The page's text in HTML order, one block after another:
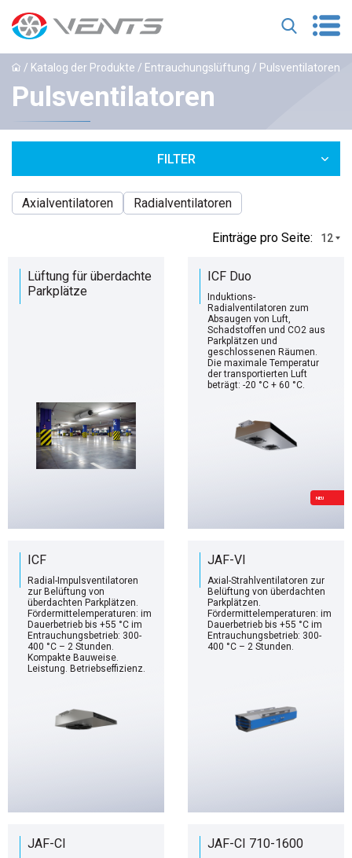
/ Katalog der Produkte / Entrauchungslüftung / Pulsventilatoren
Pulsventilatoren
FILTER
Axialventilatoren Radialventilatoren
Einträge pro Seite: 12
Lüftung für überdachte
Parkplätze
ICF Duo
Induktions-
Radialventilatoren zum
Absaugen von Luft,
Schadstoffen und CO2 aus
Parkplätzen und
geschlossenen Räumen.
Die maximale Temperatur
der transportierten Luft
beträgt: -20 °C + 60 °C.
NEU
ICF
Radial-Impulsventilatoren
zur Belüftung von
überdachten Parkplätzen.
Fördermittelemperaturen: im
Dauerbetrieb bis +55 °C im
Entrauchungsbetrieb: 300-
400 °C – 2 Stunden.
Kompakte Bauweise.
Leistung. Betriebseffizienz.
JAF-VI
Axial-Strahlventilatoren zur
Belüftung von überdachten
Parkplätzen.
Fördermittelemperaturen: im
Dauerbetrieb bis +55 °C im
Entrauchungsbetrieb: 300-
400 °C – 2 Stunden.
JAF-CI JAF-CI 710-1600